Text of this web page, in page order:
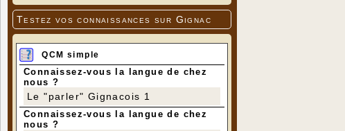
Testez vos connaissances sur Gignac
QCM simple
Connaissez-vous la langue de chez
nous ?
Le "parler" Gignacois 1
Connaissez-vous la langue de chez
nous ?